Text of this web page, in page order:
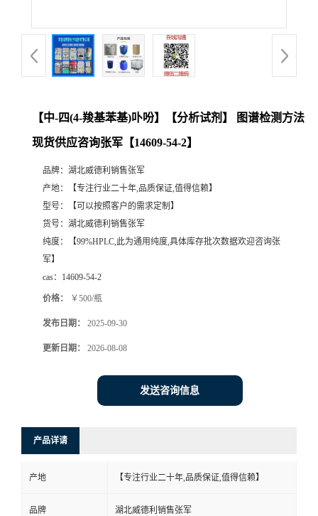
【中-四(4-羧基苯基)卟吩】【分析试剂】 图谱检测方法
现货供应咨询张军【14609-54-2】
品牌： 湖北威德利销售张军
产地：
【专注行业二十年,品质保证,值得信赖】
型号：
【可以按照客户的需求定制】
货号： 湖北威德利销售张军
纯度：
【99%HPLC,此为通用纯度,具体库存批次数据欢迎咨询张
军】
cas： 14609-54-2
价格： ￥500/瓶
发布日期： 2025-09-30
更新日期： 2026-08-08
发送咨询信息
产品详请
产地 【专注行业二十年,品质保证,值得信赖】
品牌 湖北威德利销售张军